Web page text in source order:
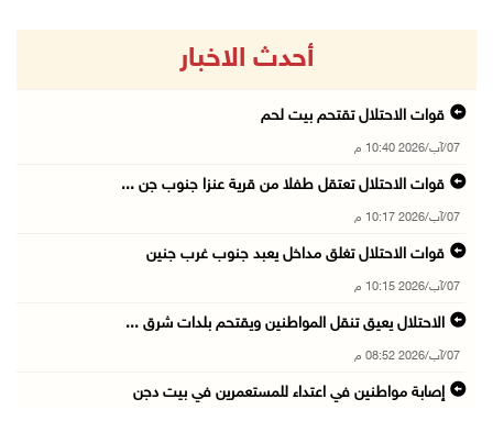
أحدث الاخبار
قوات الاحتلال تقتحم بيت لحم
07/آب/2026 10:40 م
قوات الاحتلال تعتقل طفلا من قرية عنزا جنوب جن ...
07/آب/2026 10:17 م
قوات الاحتلال تغلق مداخل يعبد جنوب غرب جنين
07/آب/2026 10:15 م
الاحتلال يعيق تنقل المواطنين ويقتحم بلدات شرق ...
07/آب/2026 08:52 م
إصابة مواطنين في اعتداء للمستعمرين في بيت دجن